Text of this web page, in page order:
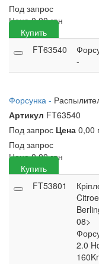
Под запрос
Цена 0,00грн
Купить
FT63540
-
Форсунка -
Артикул FT63540
Под запрос Цена 0,00
Под запрос
Цена 0,00грн
Купить
FT53801
08>
2.0